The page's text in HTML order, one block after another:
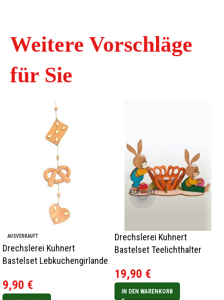
Weitere Vorschläge
für Sie
AUSVERKAUFT
Drechslerei Kuhnert
Bastelset Lebkuchengirlande
9,90 €
Drechslerei Kuhnert
Bastelset Teelichthalter
19,90 €
IN DEN WARENKORB